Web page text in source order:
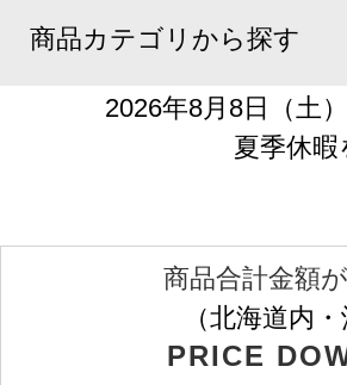
商品カテゴリから探す
2026年8月8日（土
夏季休
商品合計金額
（北海道内
PRICE